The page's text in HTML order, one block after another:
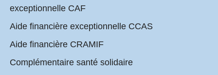
exceptionnelle CAF
Aide financière exceptionnelle CCAS
Aide financière CRAMIF
Complémentaire santé solidaire